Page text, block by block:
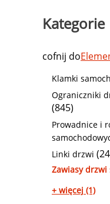
Kategorie
cofnij do
Klamki
Ograniczniki
(845)
Prowadnice i
Linki drzwi
Zawiasy drzwi
+ więcej (1)